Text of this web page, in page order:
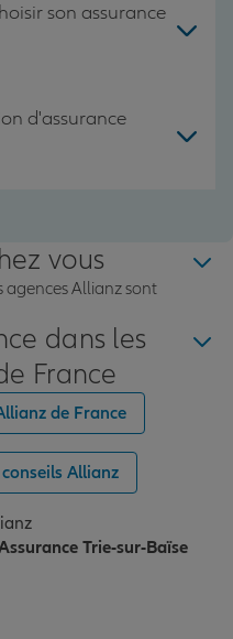
son assurance
d'assurance
vous
agences Allianz sont
dans les
France
de France
Allianz
Trie-sur-Baïse